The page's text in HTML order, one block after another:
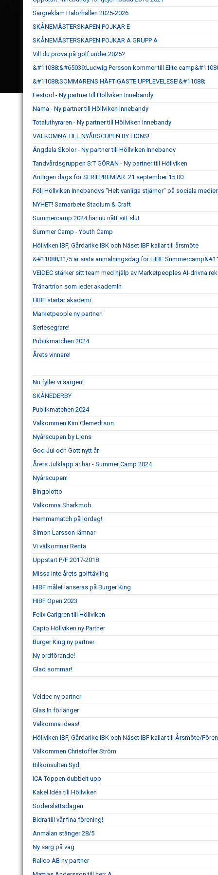
Sargreklam Halörhallen 2025-2026
SKÅNEMÄSTERSKAPEN POJKAR E
SKÅNEMÄSTERSKAPEN POJKAR A GRUPP A
Vill du prova på golf under 2025?
&#11088;&#65039;Ludwig Persson kommer till Elite
&#11088;SOMMARENS HÄFTIGASTE UPPLEVELESE!&#11088;
Festool - Ny partner till Höllviken Innebandy
Nama - Ny partner till Höllviken Innebandy
Totaluthyraren - Ny partner till Höllviken Innebandy
VÄLKOMNA TILL NYÅRSCUPEN BY LIONS!
Ängdala Skolor - Ny partner till Höllviken Innebandy
Tandvårdsgruppen S:T GÖRAN - Ny partner till Höllviken
Äntligen dags för SERIEPREMIÄR: 21 september 15:00
Följ Höllviken Innebandys "Helt vanliga stjärnor" på sociala medier
NYHET! Samarbete Stadium & Craft
Summercamp 2024 har nu nått sitt slut
Summer Camp - Youth Camp
Höllviken IBF, Gårdarike IBK och Näset IBF kallar till årsmöte
&#11088;31/5 är sista anmälningsdag för HIBF
VEIDEC stärker sitt team med hjälp av Marketpeoples AI-drivna
Tränartrion som leder akademin
HIBF startar akademi
Marketpeople ny partner!
Seriesegrare!
Publikmatchen 2024
Årets vinnare!
Nu fyller vi sargen!
SKÅNEDERBY
Publikmatchen 2024
Välkommen Kim Clemedtson
Nyårscupen by Lions
God Jul och Gott nytt år
Årets Julklapp är här - Summer Camp 2024
Nyårscupen!
Bingolotto
Välkomna Sharkmob
Hemmamatch på lördag!
Simon Larsson lämnar
Vi välkomnar Renta
Uppstart P/F 2017-2018
Missa inte årets golftävling
HIBF målet lanseras på Burger King
HIBF Open 2023
Felix Carlgren till Höllviken
Capio Höllviken ny Partner
Burger King ny partner
Ny ordförande!
Glad sommar!
Veidec ny partner
Glas In förlänger
Välkomna Ideas!
Höllviken IBF, Gårdarike IBK och Näset IBF kallar till Årsmöte/
Välkommen Christoffer Ström
Bilkonsulten Syd
ICA Toppen dubbelt upp
Kakel Idéa till Höllviken
Söderslättsdagen
Bidra till vår fina förening!
Anmälan stänger 28/5
Ny sarg på väg
Rallco AB ny partner